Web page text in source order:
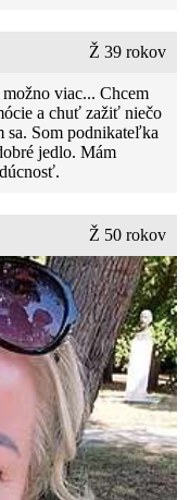
Ž 39 rokov
viac... Chcem
a chuť zažiť niečo
sa. Som podnikateľka
jedlo. Mám
Ž 50 rokov